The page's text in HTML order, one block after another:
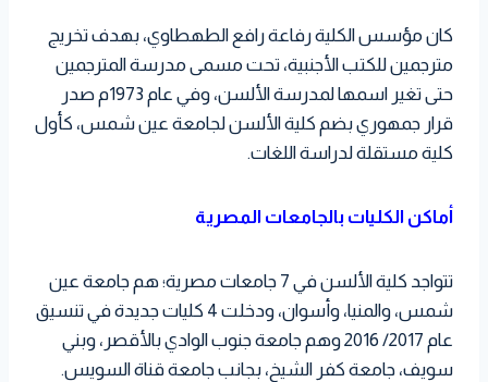
كان مؤسس الكلية رفاعة رافع الطهطاوي، بهدف تخريج
مترجمين للكتب الأجنبية، تحت مسمى مدرسة المترجمين
حتى تغير اسمها لمدرسة الألسن، وفي عام 1973م صدر
قرار جمهوري بضم كلية الألسن لجامعة عين شمس، كأول
كلية مستقلة لدراسة اللغات.
أماكن الكليات بالجامعات المصرية
تتواجد كلية الألسن في 7 جامعات مصرية؛ هم جامعة عين
شمس، والمنيا، وأسوان، ودخلت 4 كليات جديدة في تنسيق
عام 2017/ 2016 وهم جامعة جنوب الوادي بالأقصر، وبني
سويف، جامعة كفر الشيخ، بجانب جامعة قناة السويس.